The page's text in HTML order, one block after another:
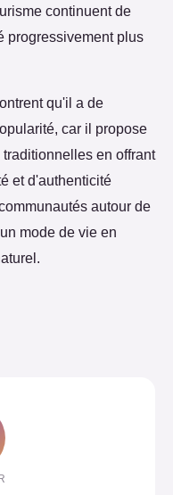
continuent de
progressivement plus
qu'il a de
car il propose
en offrant
et d'authenticité
autour de
mode de vie en